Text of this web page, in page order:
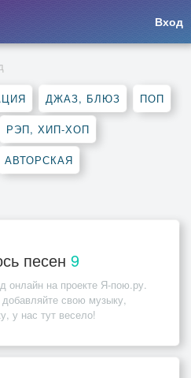
Вход
ДЖАЗ, БЛЮЗ ПОП
РЭП, ХИП-ХОП
АВТОРСКАЯ
песен 9
онлайн на проекте Я-пою.ру.
добавляйте свою музыку,
у нас тут весело!